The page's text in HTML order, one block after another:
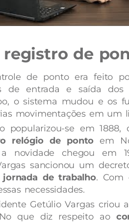
de
de ponto era feito
de entrada e saída dos
o sistema mudou e os
movimentações em um
popularizou-se em 1888,
relógio de ponto em
novidade chegou em
sancionou um
de trabalho. Com
necessidades.
Getúlio Vargas criou
que diz respeito ao